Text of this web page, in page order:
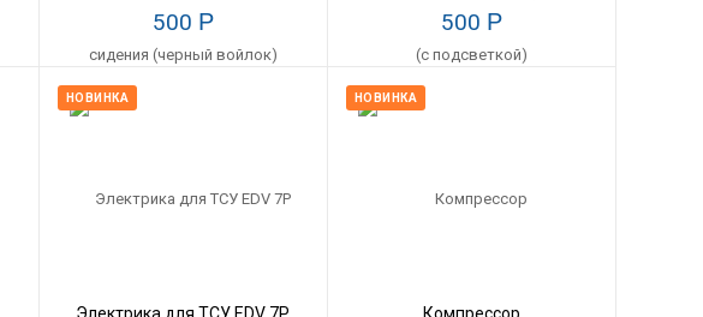
500 Р
подсветкой)
500 Р
НОВИНКА
Электрика для ТСУ EDV 7P
НОВИНКА
Компрессор